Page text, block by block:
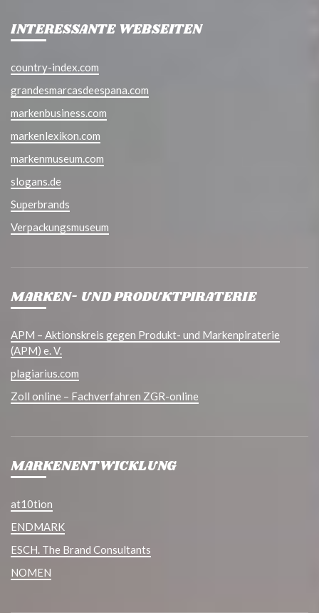
INTERESSANTE WEBSEITEN
country-index.com
grandesmarcasdeespana.com
markenbusiness.com
markenlexikon.com
markenmuseum.com
slogans.de
Superbrands
Verpackungsmuseum
MARKEN- UND PRODUKTPIRATERIE
APM – Aktionskreis gegen Produkt- und Markenpiraterie
(APM) e. V.
plagiarius.com
Zoll online – Fachverfahren ZGR-online
MARKENENTWICKLUNG
at10tion
ENDMARK
ESCH. The Brand Consultants
NOMEN